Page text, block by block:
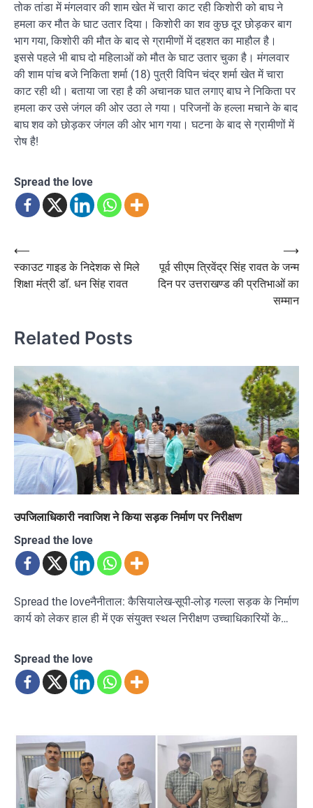
तोक तांडा में मंगलवार की शाम खेत में चारा काट रही किशोरी को बाघ ने
हमला कर मौत के घाट उतार दिया। किशोरी का शव कुछ दूर छोड़कर बाग
भाग गया, किशोरी की मौत के बाद से ग्रामीणों में दहशत का माहौल है।
इससे पहले भी बाघ दो महिलाओं को मौत के घाट उतार चुका है। मंगलवार
की शाम पांच बजे निकिता शर्मा (18) पुत्री विपिन चंद्र शर्मा खेत में चारा
काट रही थी। बताया जा रहा है की अचानक घात लगाए बाघ ने निकिता पर
हमला कर उसे जंगल की ओर उठा ले गया। परिजनों के हल्ला मचाने के बाद
बाघ शव को छोड़कर जंगल की ओर भाग गया। घटना के बाद से ग्रामीणों में
रोष है!
Spread the love
Post
navigation
⟵
स्काउट गाइड के निदेशक से मिले
शिक्षा मंत्री डॉ. धन सिंह रावत
पूर्व सीएम त्रिवेंद्र सिंह रावत के जन्म
दिन पर उत्तराखण्ड की प्रतिभाओं का
सम्मान
⟶
Related Posts
उपजिलाधिकारी नवाजिश ने किया सड़क निर्माण पर निरीक्षण
Spread the love
Spread the loveनैनीताल: कैसियालेख-सूपी-लोड़ गल्ला सड़क के निर्माण
कार्य को लेकर हाल ही में एक संयुक्त स्थल निरीक्षण उच्चाधिकारियों के…
Spread the love